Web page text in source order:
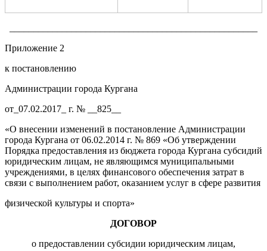
Приложение 2
к постановлению
Администрации города Кургана
от_07.02.2017_ г. № __825__
«О внесении изменений в постановление Администрации
города Кургана от 06.02.2014 г. № 869 «Об утверждении
Порядка предоставления из бюджета города Кургана субсидий
юридическим лицам, не являющимся муниципальными
учреждениями, в целях финансового обеспечения затрат в
связи с выполнением работ, оказанием услуг в сфере развития
физической культуры и спорта»
ДОГОВОР
о предоставлении субсидии юридическим лицам,